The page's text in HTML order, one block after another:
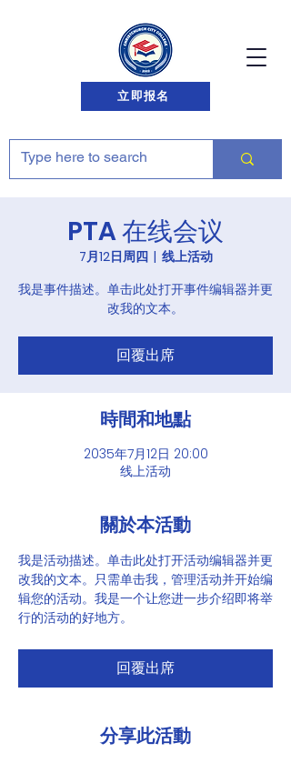
立即报名
PTA 在线会议
7月12日周四
  |
线上活动
我是事件描述。单击此处打开事件编辑器并更
改我的文本。
回覆出席
時間和地點
2035年7月12日 20:00
线上活动
關於本活動
我是活动描述。单击此处打开活动编辑器并更
改我的文本。只需单击我，管理活动并开始编
辑您的活动。我是一个让您进一步介绍即将举
行的活动的好地方。
回覆出席
分享此活動